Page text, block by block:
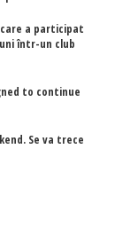
a participat
într-un club
to continue
Se va trece